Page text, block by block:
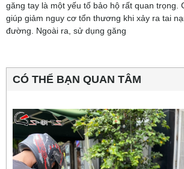
găng tay là một yếu tố bảo hộ rất quan trọng.
giúp giảm nguy cơ tổn thương khi xảy ra tai
đường. Ngoài ra, sử dụng găng
CÓ THỂ BẠN QUAN TÂM